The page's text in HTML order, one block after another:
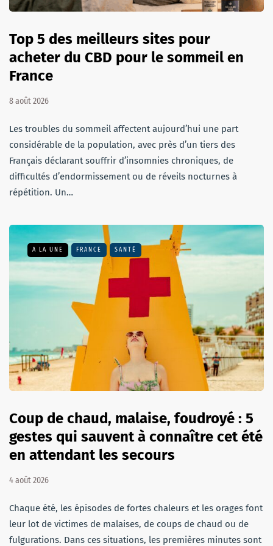
Top 5 des meilleurs sites pour
acheter du CBD pour le sommeil en
France
8 août 2026
Les troubles du sommeil affectent aujourd’hui une part
considérable de la population, avec près d’un tiers des
Français déclarant souffrir d’insomnies chroniques, de
difficultés d’endormissement ou de réveils nocturnes à
répétition. Un…
A LA UNE FRANCE SANTÉ
Coup de chaud, malaise, foudroyé : 5
gestes qui sauvent à connaître cet été
en attendant les secours
4 août 2026
Chaque été, les épisodes de fortes chaleurs et les orages font
leur lot de victimes de malaises, de coups de chaud ou de
fulgurations. Dans ces situations, les premières minutes sont